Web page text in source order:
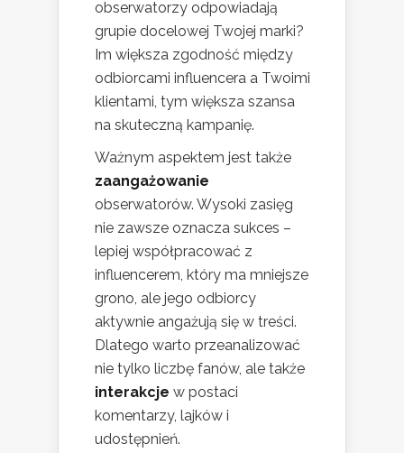
obserwatorzy odpowiadają
grupie docelowej Twojej marki?
Im większa zgodność między
odbiorcami influencera a Twoimi
klientami, tym większa szansa
na skuteczną kampanię.
Ważnym aspektem jest także
zaangażowanie
obserwatorów. Wysoki zasięg
nie zawsze oznacza sukces –
lepiej współpracować z
influencerem, który ma mniejsze
grono, ale jego odbiorcy
aktywnie angażują się w treści.
Dlatego warto przeanalizować
nie tylko liczbę fanów, ale także
interakcje w postaci
komentarzy, lajków i
udostępnień.